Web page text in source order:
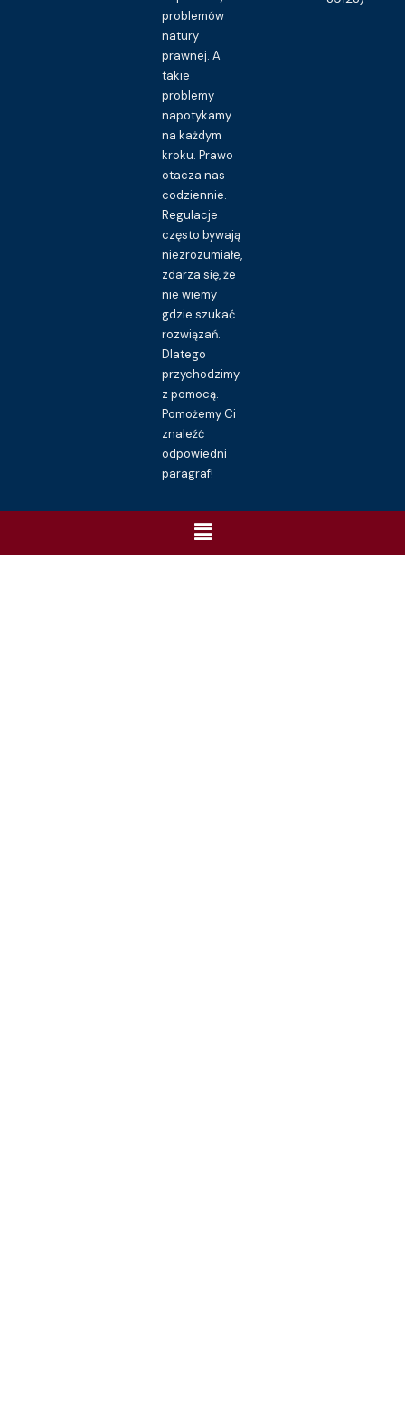
problemów
natury
prawnej. A
takie
problemy
napotykamy
na każdym
kroku. Prawo
otacza nas
codziennie.
Regulacje
często bywają
niezrozumiałe,
zdarza się, że
nie wiemy
gdzie szukać
rozwiązań.
Dlatego
przychodzimy
z pomocą.
Pomożemy Ci
znaleźć
odpowiedni
paragraf!
Menu